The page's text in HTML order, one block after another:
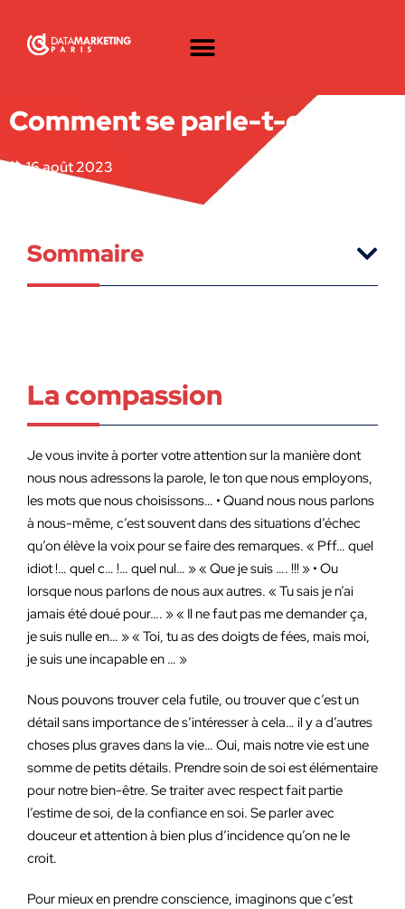
Comment se parle-t-on ?
16 août 2023
Sommaire
La compassion
Je vous invite à porter votre attention sur la manière dont
nous nous adressons la parole, le ton que nous employons,
les mots que nous choisissons… • Quand nous nous parlons
à nous-même, c’est souvent dans des situations d’échec
qu’on élève la voix pour se faire des remarques. « Pff… quel
idiot !… quel c… !… quel nul… » « Que je suis …. !!! » • Ou
lorsque nous parlons de nous aux autres. « Tu sais je n’ai
jamais été doué pour…. » « Il ne faut pas me demander ça,
je suis nulle en… » « Toi, tu as des doigts de fées, mais moi,
je suis une incapable en … »
Nous pouvons trouver cela futile, ou trouver que c’est un
détail sans importance de s’intéresser à cela… il y a d’autres
choses plus graves dans la vie… Oui, mais notre vie est une
somme de petits détails. Prendre soin de soi est élémentaire
pour notre bien-être. Se traiter avec respect fait partie
l’estime de soi, de la confiance en soi. Se parler avec
douceur et attention à bien plus d’incidence qu’on ne le
croit.
Pour mieux en prendre conscience, imaginons que c’est